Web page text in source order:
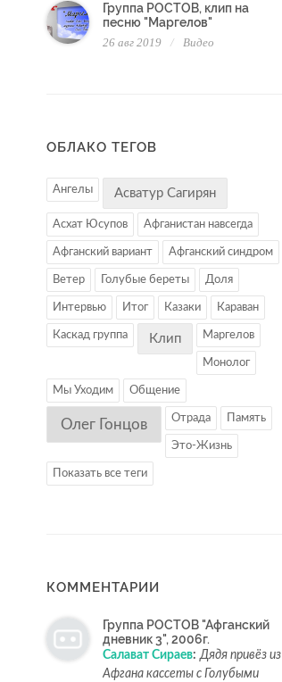
Группа РОСТОВ, клип на
песню "Маргелов"
26 авг 2019 Видео
ОБЛАКО ТЕГОВ
Ангелы Асватур Сагирян
Асхат Юсупов Афганистан навсегда
Афганский вариант Афганский синдром
Ветер Голубые береты Доля
Интервью Итог Казаки Караван
Каскад группа Клип Маргелов
Монолог
Мы Уходим Общение
Олег Гонцов Отрада Память
Это-Жизнь
Показать все теги
КОММЕНТАРИИ
Группа РОСТОВ "Афганский
дневник 3", 2006г.
Салават Сираев: Дядя привёз из
Афгана кассеты с Голубыми